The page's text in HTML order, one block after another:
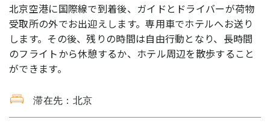
北京空港に国際線で到着後、ガイドとドライバーが荷物
受取所の外でお出迎えします。専用車でホテルへお送り
します。その後、残りの時間は自由行動となり、長時間
のフライトから休憩するか、ホテル周辺を散歩すること
ができます。
滞在先：北京